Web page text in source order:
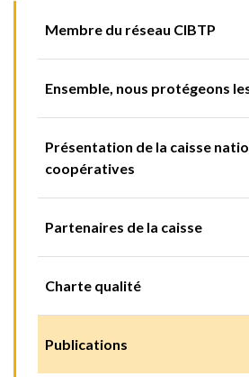
Membre du réseau CIBTP
Ensemble, nous protégeons
Présentation de la caisse
coopératives
Partenaires de la caisse
Charte qualité
Publications